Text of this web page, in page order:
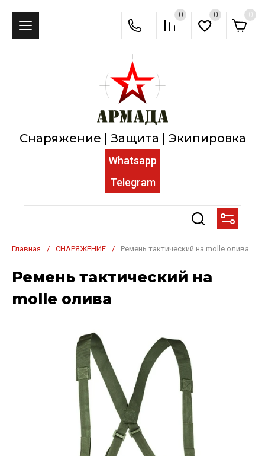
0 0 0
Снаряжение | Защита | Экипировка
Whatsapp
Telegram
Главная / СНАРЯЖЕНИЕ / Ремень тактический на molle олива
Ремень тактический на
molle олива